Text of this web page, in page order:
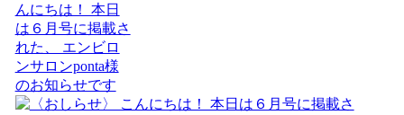
んにちは！ 本日
は６月号に掲載さ
れた、 エンビロ
ンサロンponta様
のお知らせです